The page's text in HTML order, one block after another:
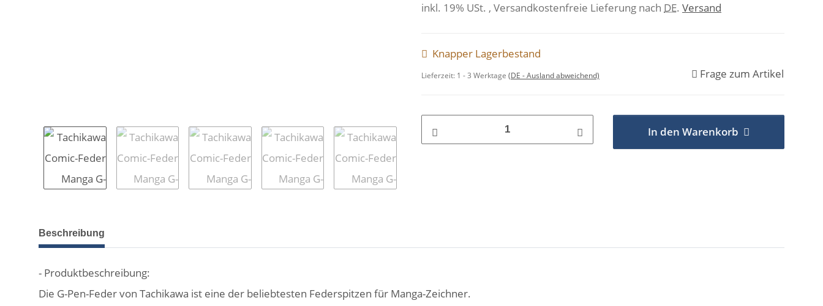
inkl. 19% USt. , Versandkostenfreie Lieferung nach DE. Versand
Knapper Lagerbestand
Lieferzeit: 1 - 3 Werktage (DE - Ausland abweichend) Frage zum Artikel
In den Warenkorb
weitere Registerkarten anzeigen
Beschreibung
- Produktbeschreibung:
Die G-Pen-Feder von Tachikawa ist eine der beliebtesten Federspitzen für Manga-Zeichner.